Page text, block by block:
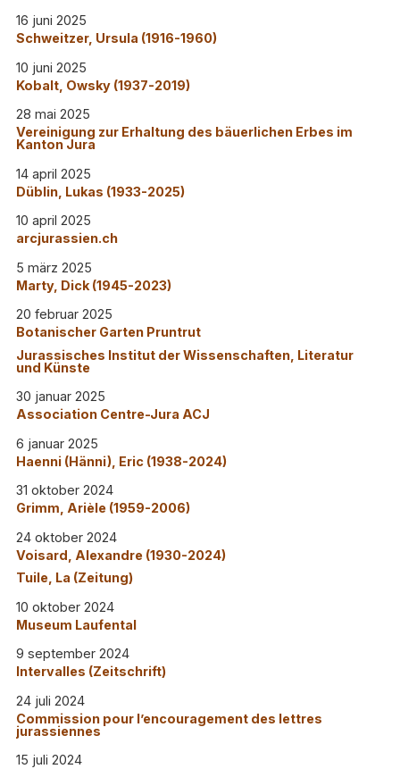
16 juni 2025
Schweitzer, Ursula (1916-1960)
10 juni 2025
Kobalt, Owsky (1937-2019)
28 mai 2025
Vereinigung zur Erhaltung des bäuerlichen Erbes im
Kanton Jura
14 april 2025
Düblin, Lukas (1933-2025)
10 april 2025
arcjurassien.ch
5 märz 2025
Marty, Dick (1945-2023)
20 februar 2025
Botanischer Garten Pruntrut
Jurassisches Institut der Wissenschaften, Literatur
und Künste
30 januar 2025
Association Centre-Jura ACJ
6 januar 2025
Haenni (Hänni), Eric (1938-2024)
31 oktober 2024
Grimm, Arièle (1959-2006)
24 oktober 2024
Voisard, Alexandre (1930-2024)
Tuile, La (Zeitung)
10 oktober 2024
Museum Laufental
9 september 2024
Intervalles (Zeitschrift)
24 juli 2024
Commission pour l’encouragement des lettres
jurassiennes
15 juli 2024